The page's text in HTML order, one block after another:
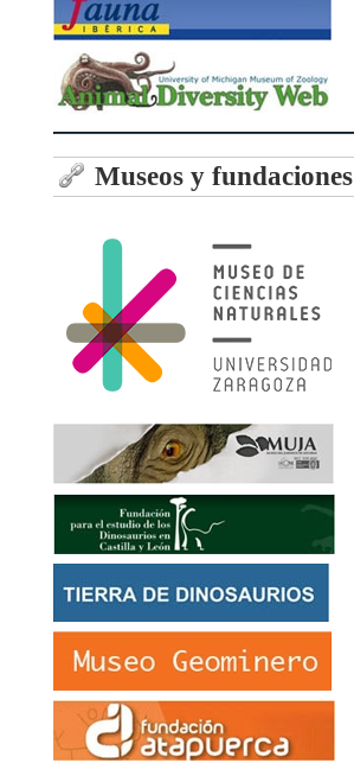
Museos y fundaciones